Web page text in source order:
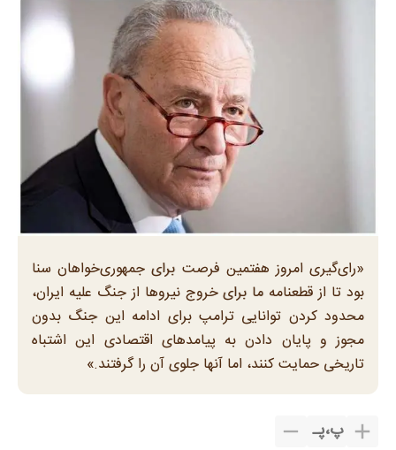
«رای‌گیری امروز هفتمین فرصت برای جمهوری‌خواهان سنا
بود تا از قطعنامه ما برای خروج نیروها از جنگ علیه ایران،
محدود کردن توانایی ترامپ برای ادامه این جنگ بدون
مجوز و پایان دادن به پیامدهای اقتصادی این اشتباه
تاریخی حمایت کنند، اما آنها جلوی آن را گرفتند.»
پ،پـ